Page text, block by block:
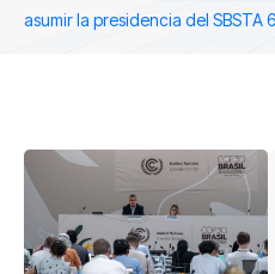
asumir la presidencia del SBSTA